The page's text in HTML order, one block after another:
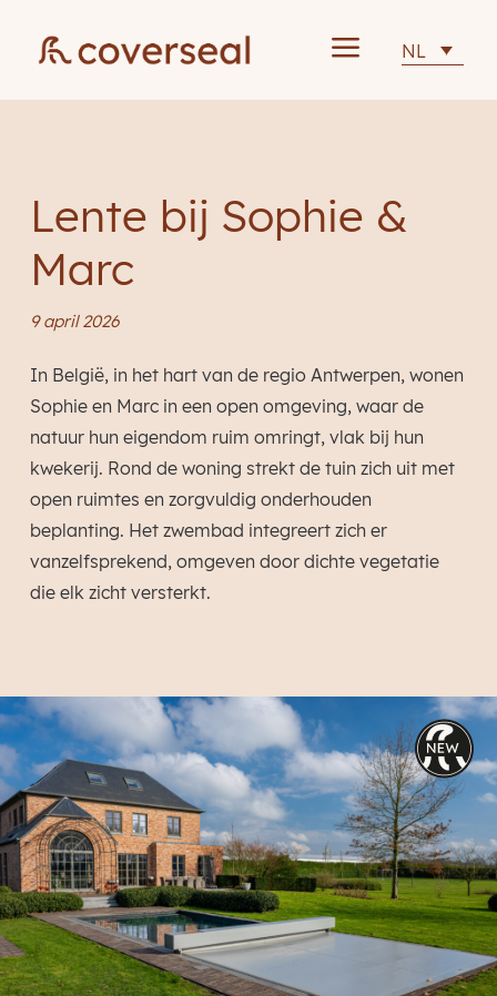
a NL
Lente bij Sophie &
Marc
9 april 2026
In België, in het hart van de regio Antwerpen, wonen
Sophie en Marc in een open omgeving, waar de
natuur hun eigendom ruim omringt, vlak bij hun
kwekerij. Rond de woning strekt de tuin zich uit met
open ruimtes en zorgvuldig onderhouden
beplanting. Het zwembad integreert zich er
vanzelfsprekend, omgeven door dichte vegetatie
die elk zicht versterkt.